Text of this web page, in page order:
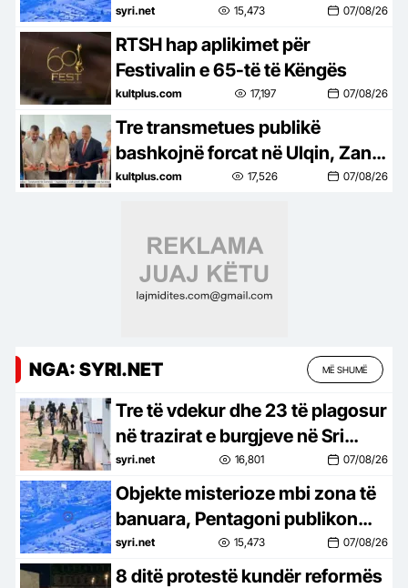
pamje të reja nga dosjet e UFO-
ve
syri.net 15,473 07/08/26
RTSH hap aplikimet për
Festivalin e 65-të të Këngës
kultplus.com 17,197 07/08/26
Tre transmetues publikë
bashkojnë forcat në Ulqin, Zana
Spahiu vlerëson hapin e ri
kultplus.com 17,526 07/08/26
NGA: SYRI.NET MË SHUMË
Tre të vdekur dhe 23 të plagosur
në trazirat e burgjeve në Sri
Lanka
syri.net 16,801 07/08/26
Objekte misterioze mbi zona të
banuara, Pentagoni publikon
pamje të reja nga dosjet e UFO-
ve
syri.net 15,473 07/08/26
8 ditë protestë kundër reformës